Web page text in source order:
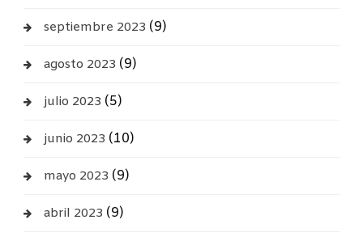
septiembre 2023 (9)
agosto 2023 (9)
julio 2023 (5)
junio 2023 (10)
mayo 2023 (9)
abril 2023 (9)